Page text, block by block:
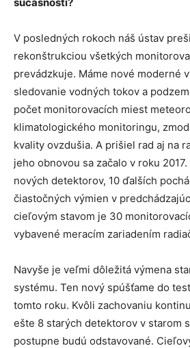
V posledných rokoch náš ústav
rekonštrukciou všetkých
prevádzkuje. Máme nové moderné
sledovanie vodných tokov a
počet monitorovacích miest
klimatologického monitoringu,
kvality ovzdušia. A prišiel rad aj na
jeho obnovou sa začalo v roku
nových detektorov, 10 ďalších
čiastočných výmien v
cieľovým stavom je 30
vybavené meracím zariadením
Navyše je veľmi dôležitá výmena
systému. Ten nový spúšťame do
tomto roku. Kvôli zachovaniu
ešte 8 starých detektorov v starom
postupne budú odstavované.